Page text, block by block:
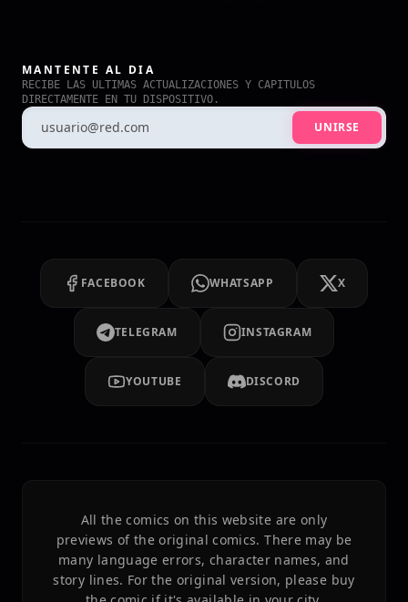
MANTENTE AL DIA
RECIBE LAS ULTIMAS ACTUALIZACIONES Y CAPITULOS
DIRECTAMENTE EN TU DISPOSITIVO.
UNIRSE
FACEBOOK WHATSAPP X
TELEGRAM INSTAGRAM
YOUTUBE DISCORD
All the comics on this website are only
previews of the original comics. There may be
many language errors, character names, and
story lines. For the original version, please buy